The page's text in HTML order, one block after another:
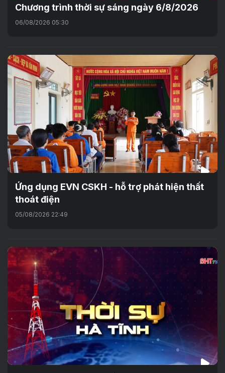
Chương trình thời sự sáng ngày 6/8/2026
06/08/2026 05:30
Ứng dụng EVN CSKH - hỗ trợ phát hiện thất
thoát điện
05/08/2026 22:49